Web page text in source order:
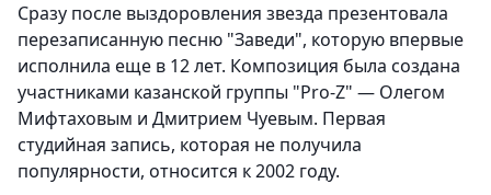
Сразу после выздоровления звезда презентовала
перезаписанную песню "Заведи", которую впервые
исполнила еще в 12 лет. Композиция была создана
участниками казанской группы "Pro-Z" — Олегом
Мифтаховым и Дмитрием Чуевым. Первая
студийная запись, которая не получила
популярности, относится к 2002 году.